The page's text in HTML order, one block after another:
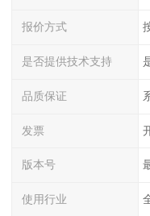
报价方式
是否提供技术支持
品质保证
发票
版本号
使用行业